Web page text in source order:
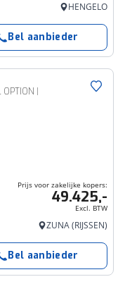
HENGELO
Bel aanbieder
|
Prijs voor zakelijke kopers:
49.425,-
Excl. BTW
ZUNA (RIJSSEN)
Bel aanbieder